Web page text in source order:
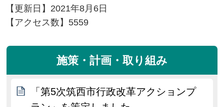
【更新日】 2021年8月6日
【アクセス数】 5559
施策・計画・取り組み
「第5次筑西市行政改革アクションプ